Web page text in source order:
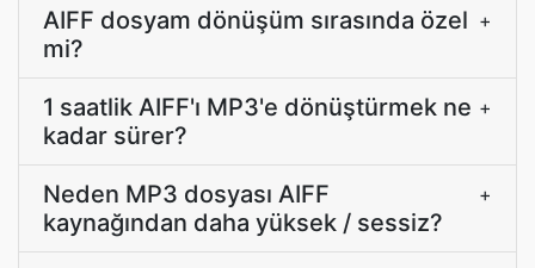
AIFF dosyam dönüşüm sırasında özel
mi?
+
1 saatlik AIFF'ı MP3'e dönüştürmek ne
kadar sürer?
+
Neden MP3 dosyası AIFF
kaynağından daha yüksek / sessiz?
+